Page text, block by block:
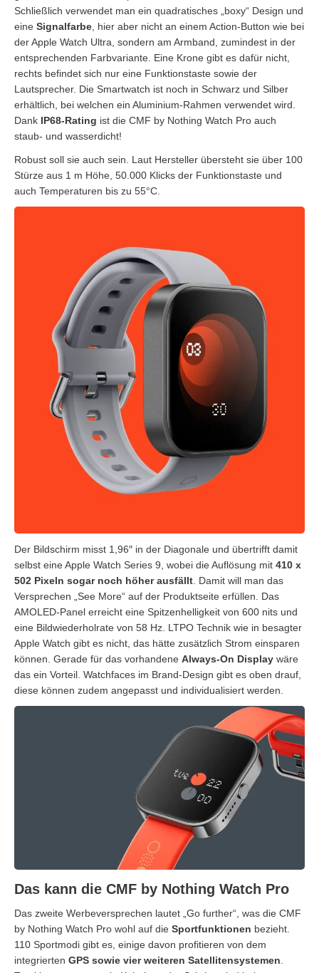
Schließlich verwendet man ein quadratisches „boxy“ Design und
eine Signalfarbe , hier aber nicht an einem Action-Button wie bei
der Apple Watch Ultra, sondern am Armband, zumindest in der
entsprechenden Farbvariante. Eine Krone gibt es dafür nicht,
rechts befindet sich nur eine Funktionstaste sowie der
Lautsprecher. Die Smartwatch ist noch in Schwarz und Silber
erhältlich, bei welchen ein Aluminium-Rahmen verwendet wird.
Dank IP68-Rating ist die CMF by Nothing Watch Pro auch
staub- und wasserdicht!
Robust soll sie auch sein. Laut Hersteller übersteht sie über 100
Stürze aus 1 m Höhe, 50.000 Klicks der Funktionstaste und
auch Temperaturen bis zu 55°C.
Der Bildschirm misst 1,96″ in der Diagonale und übertrifft damit
selbst eine Apple Watch Series 9, wobei die Auflösung mit 410 x
502 Pixeln sogar noch höher ausfällt. Damit will man das
Versprechen „See More“ auf der Produktseite erfüllen. Das
AMOLED-Panel erreicht eine Spitzenhelligkeit von 600 nits und
eine Bildwiederholrate von 58 Hz. LTPO Technik wie in besagter
Apple Watch gibt es nicht, das hätte zusätzlich Strom einsparen
können. Gerade für das vorhandene Always-On Display wäre
das ein Vorteil. Watchfaces im Brand-Design gibt es oben drauf,
diese können zudem angepasst und individualisiert werden.
Das kann die CMF by Nothing Watch Pro
Das zweite Werbeversprechen lautet „Go further“, was die CMF
by Nothing Watch Pro wohl auf die Sportfunktionen bezieht.
110 Sportmodi gibt es, einige davon profitieren von dem
integrierten GPS sowie vier weiteren Satellitensystemen